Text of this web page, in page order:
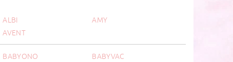
ALBI
AMY
AVENT
BABYONO
BABYVAC